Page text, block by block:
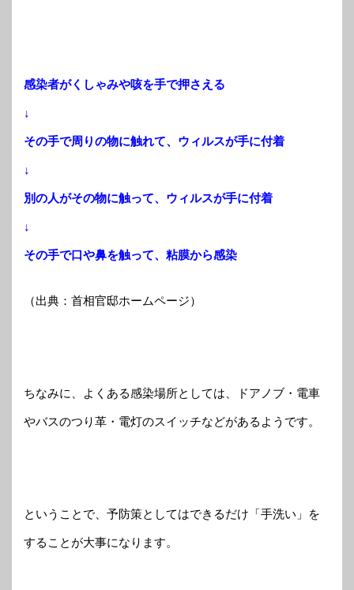
感染者がくしゃみや咳を手で押さえる
↓
その手で周りの物に触れて、ウィルスが手に付着
↓
別の人がその物に触って、ウィルスが手に付着
↓
その手で口や鼻を触って、粘膜から感染
（出典：首相官邸ホームページ）
ちなみに、よくある感染場所としては、ドアノブ・電車
やバスのつり革・電灯のスイッチなどがあるようです。
ということで、予防策としてはできるだけ「手洗い」を
することが大事になります。